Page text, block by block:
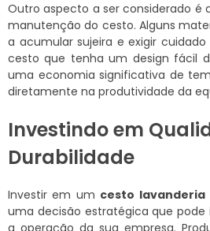
Outro aspecto a ser considerado é
manutenção do cesto. Alguns
a acumular sujeira e exigir
cesto que tenha um design fácil
uma economia significativa de
diretamente na produtividade da
Investindo em
Durabilidade
Investir em um cesto lavanderia
uma decisão estratégica que